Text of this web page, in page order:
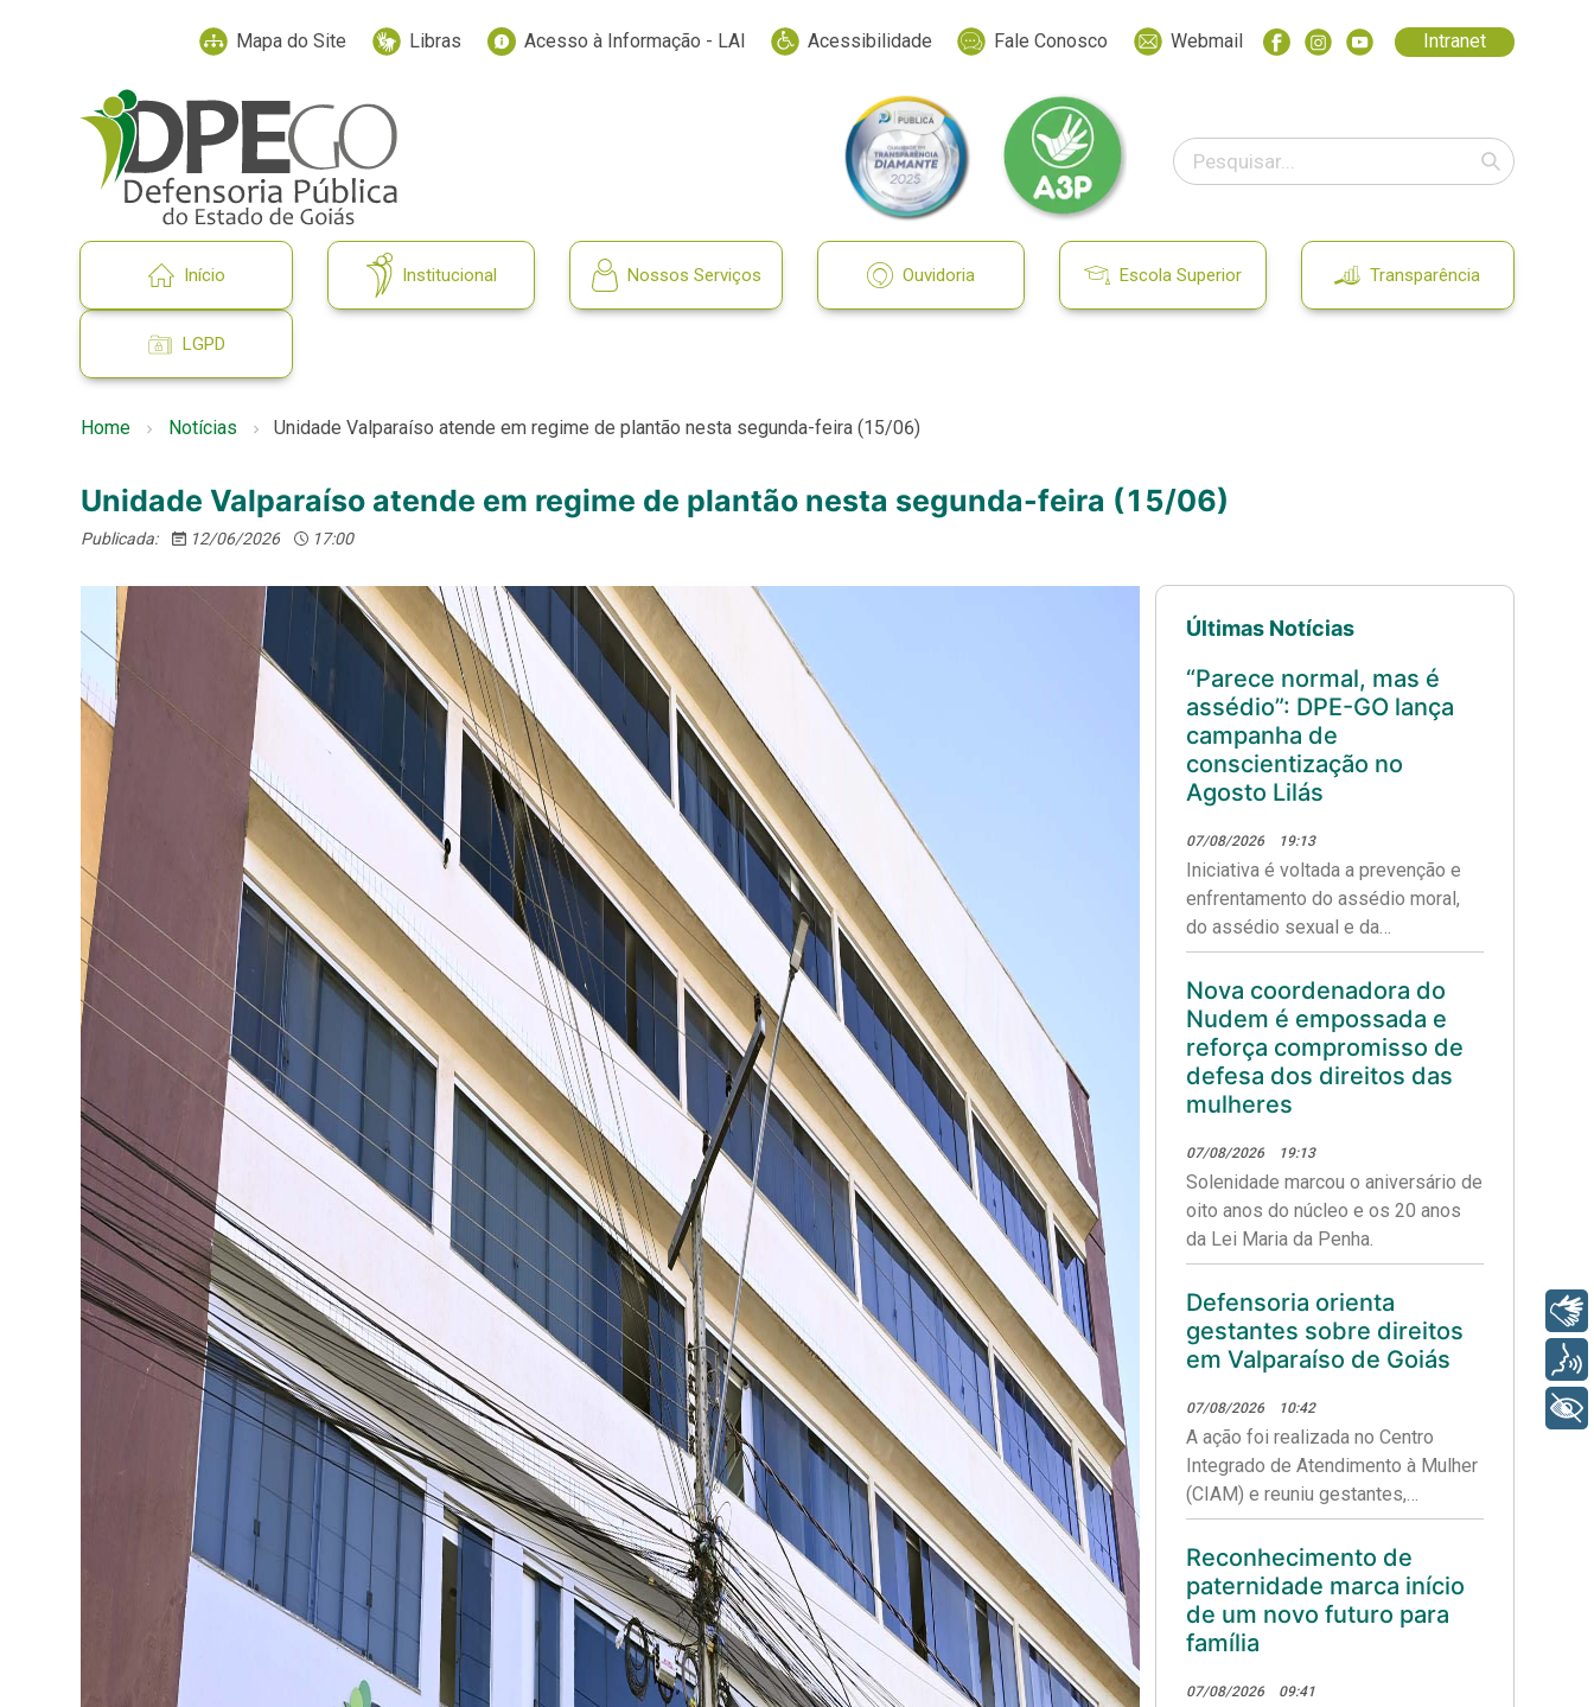
Mapa do Site Libras Acesso à Informação - LAI Acessibilidade Fale Conosco Webmail Intranet
Início Institucional Nossos Serviços Ouvidoria Escola Superior Transparência
LGPD
Home Notícias Unidade Valparaíso atende em regime de plantão nesta segunda-feira (15/06)
Unidade Valparaíso atende em regime de plantão nesta segunda-feira (15/06)
Publicada: 12/06/2026 17:00
Últimas Notícias
“Parece normal, mas é
assédio”: DPE-GO lança
campanha de
conscientização no
Agosto Lilás
07/08/2026 19:13
Iniciativa é voltada a prevenção e
enfrentamento do assédio moral,
do assédio sexual e da
discriminação no ambiente de
trabalho.
Nova coordenadora do
Nudem é empossada e
reforça compromisso de
defesa dos direitos das
mulheres
07/08/2026 19:13
Solenidade marcou o aniversário de
oito anos do núcleo e os 20 anos
da Lei Maria da Penha.
Defensoria orienta
gestantes sobre direitos
em Valparaíso de Goiás
07/08/2026 10:42
A ação foi realizada no Centro
Integrado de Atendimento à Mulher
(CIAM) e reuniu gestantes,
puérperas e lactantes para uma
roda de conversa sobre saúde
materna, aleitamento e garantia de
direitos.
Reconhecimento de
paternidade marca início
de um novo futuro para
família
07/08/2026 09:41